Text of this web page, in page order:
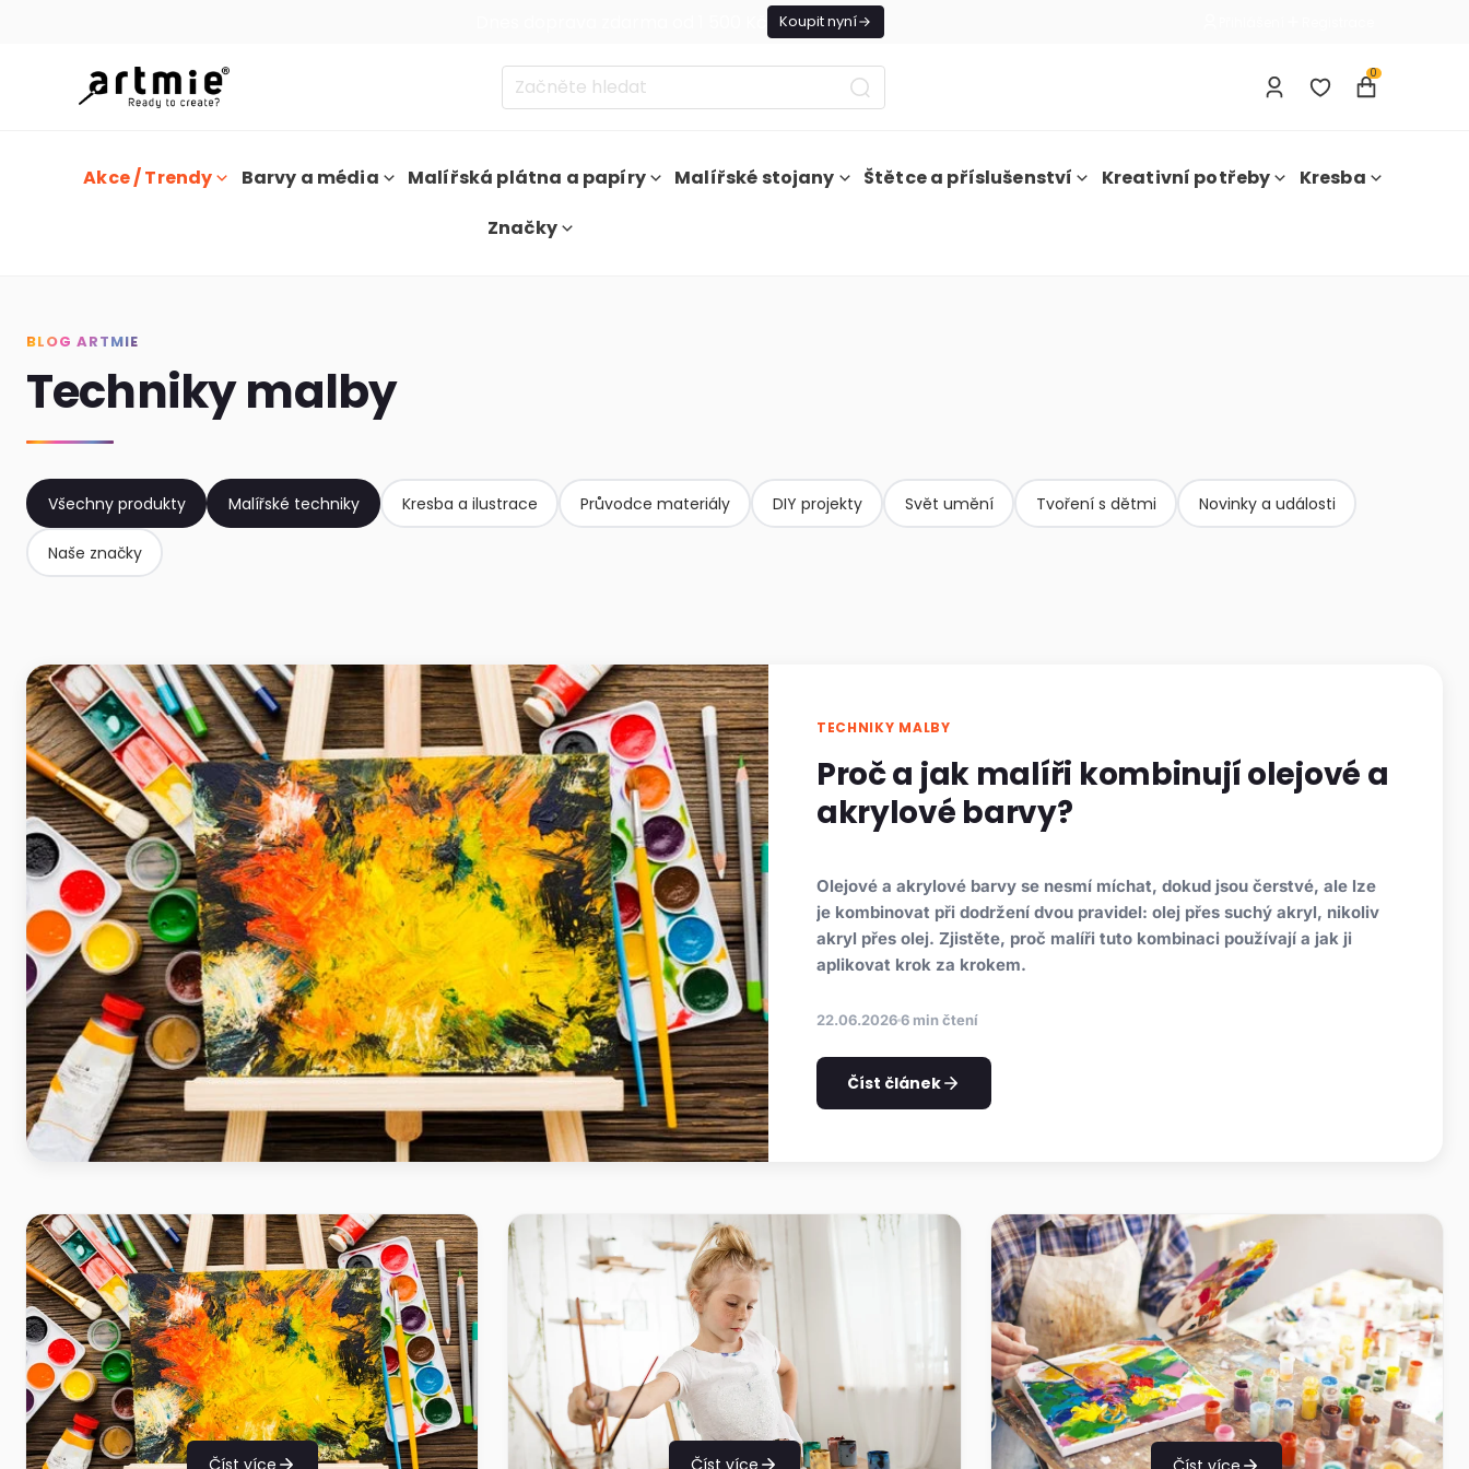
Koupit nyní
0
Akce / Trendy Barvy a média Malířská plátna a papíry Malířské stojany Štětce a příslušenství Kreativní potřeby
Kresba
Značky
BLOG ARTMIE
Techniky malby
Všechny produkty Malířské techniky Kresba a ilustrace Průvodce materiály DIY projekty Svět umění Tvoření s dětmi Novinky a události
Naše značky
TECHNIKY MALBY
Proč a jak malíři kombinují olejové a
akrylové barvy?
Olejové a akrylové barvy se nesmí míchat, dokud jsou čerstvé, ale lze
je kombinovat při dodržení dvou pravidel: olej přes suchý akryl, nikoliv
akryl přes olej. Zjistěte, proč malíři tuto kombinaci používají a jak ji
aplikovat krok za krokem.
22.06.20266 min čtení
Číst článek